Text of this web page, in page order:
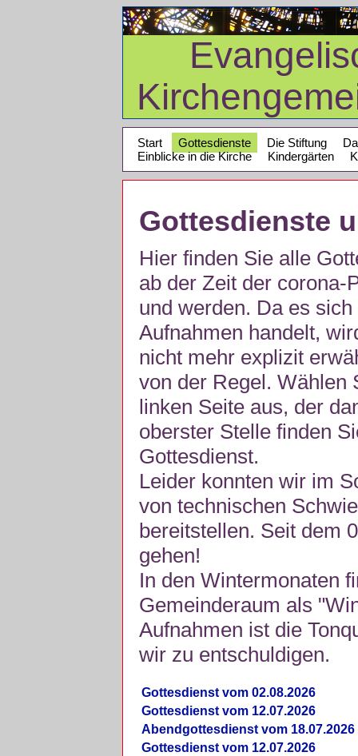
Start Gottesdienste Die Stiftung
Einblicke in die Kirche
Kindergärten
Gottesdienste
Hier finden Sie alle
ab der Zeit der corona-
und werden. Da es
Aufnahmen handelt,
nicht mehr explizit
von der Regel. Wählen
linken Seite aus, der
oberster Stelle finden
Gottesdienst.
Leider konnten wir im
von technischen
bereitstellen. Seit dem
gehen!
In den Wintermonaten
Gemeinderaum als
Aufnahmen ist die
wir zu entschuldigen.
Gottesdienst vom 02.08.2026
Gottesdienst vom 12.07.2026
Abendgottesdienst vom 18.07.2026
Gottesdienst vom 12.07.2026